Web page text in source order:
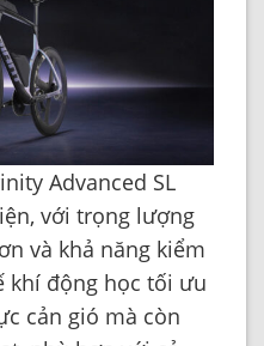
Advanced SL
với trọng lượng
và khả năng kiểm
khí động học tối ưu
cản gió mà còn